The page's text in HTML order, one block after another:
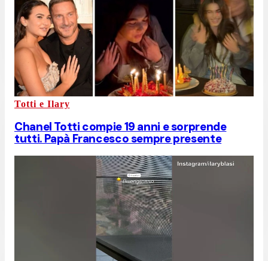
Totti e Ilary
Chanel Totti compie 19 anni e sorprende
tutti. Papà Francesco sempre presente